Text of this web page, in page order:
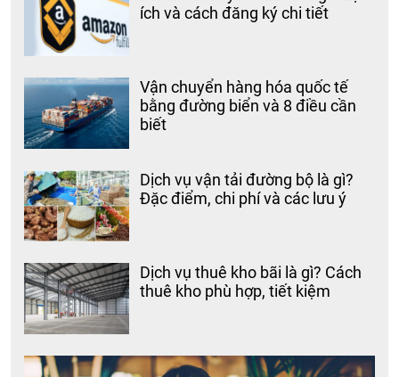
ích và cách đăng ký chi tiết
Vận chuyển hàng hóa quốc tế
bằng đường biển và 8 điều cần
biết
Dịch vụ vận tải đường bộ là gì?
Đặc điểm, chi phí và các lưu ý
Dịch vụ thuê kho bãi là gì? Cách
thuê kho phù hợp, tiết kiệm